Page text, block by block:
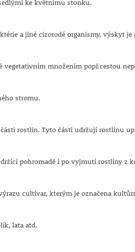
ke květnímu stonku.
a jiné cizorodé organismy, výskyt
vegetativním množením popř.cestou
stromu.
rostlin. Tyto části udržují rostlinu
pohromadě i po vyjmutí rostliny z
cultivar, kterým je označena
lata atd.